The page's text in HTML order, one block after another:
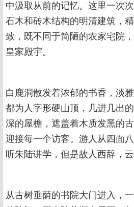
中汲取从前的记忆。这里一次
石木和砖木结构的明清建筑，
致，既不同于简陋的农家宅院
皇家殿宇。
白鹿洞散发着浓郁的书香，淡
都为人字形硬山顶，几进几出
深的屋檐，遮盖着木质发黑的
迎接每一个访客。游人从四面
听朱陆讲学，但是故人西辞，云
从古树垂荫的书院大门进入，